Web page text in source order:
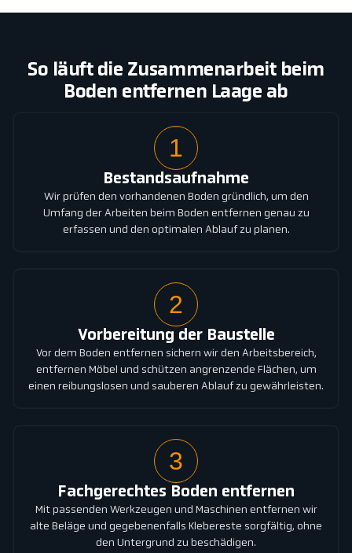
So läuft die Zusammenarbeit beim
Boden entfernen Laage ab
1
Bestandsaufnahme
Wir prüfen den vorhandenen Boden gründlich, um den
Umfang der Arbeiten beim Boden entfernen genau zu
erfassen und den optimalen Ablauf zu planen.
2
Vorbereitung der Baustelle
Vor dem Boden entfernen sichern wir den Arbeitsbereich,
entfernen Möbel und schützen angrenzende Flächen, um
einen reibungslosen und sauberen Ablauf zu gewährleisten.
3
Fachgerechtes Boden entfernen
Mit passenden Werkzeugen und Maschinen entfernen wir
alte Beläge und gegebenenfalls Klebereste sorgfältig, ohne
den Untergrund zu beschädigen.